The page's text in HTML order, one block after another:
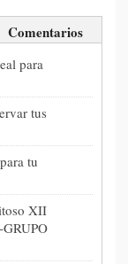
Comentarios
para
tus
tu
XII